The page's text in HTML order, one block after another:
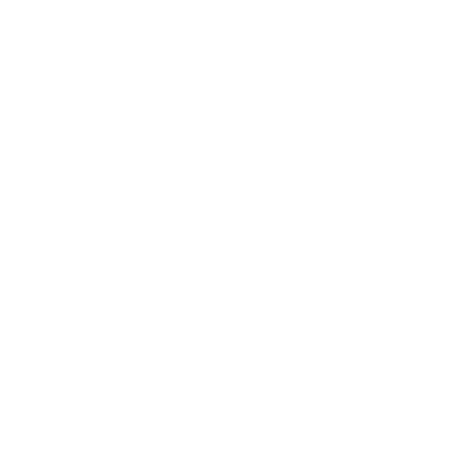
térítés ellenében)
ételek 11:00 és 12.:00, valamint 14:00 és 17:00 óra között, helyi alkoholos és alkoholmentes italok (sör, bor és ouzo) 11:00 és 22:30
részletekben szállodánként eltérhetnek.